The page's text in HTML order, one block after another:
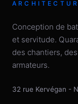
Conception de
et servitude.
des chantiers,
armateurs.
32 rue Kervégan -